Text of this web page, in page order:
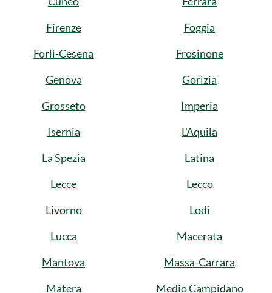
Firenze
Foggia
Forlì-Cesena
Frosinone
Genova
Gorizia
Grosseto
Imperia
Isernia
L'Aquila
La Spezia
Latina
Lecce
Lecco
Livorno
Lodi
Lucca
Macerata
Mantova
Massa-Carrara
Matera
Medio Campidano